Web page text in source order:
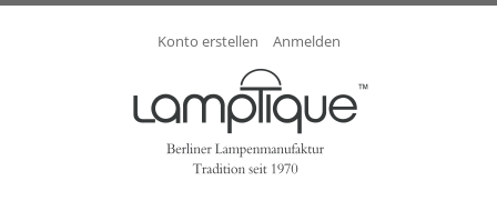
Konto erstellen Anmelden